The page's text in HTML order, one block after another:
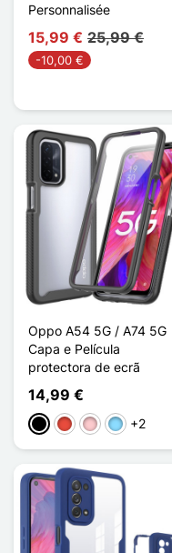
Personnalisée
15,99 € 25,99 €
-10,00 €
Oppo A54 5G / A74 5G
Capa e Película
protectora de ecrã
14,99 €
PretoVermelho
RosaAzul Claro
+2